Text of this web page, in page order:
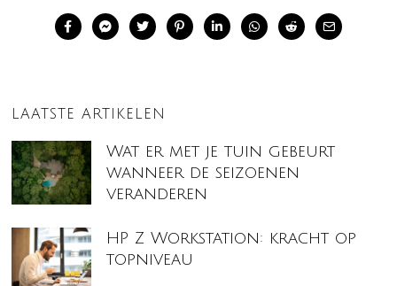
LAATSTE ARTIKELEN
Wat er met je tuin gebeurt
wanneer de seizoenen
veranderen
HP Z Workstation: kracht op
topniveau